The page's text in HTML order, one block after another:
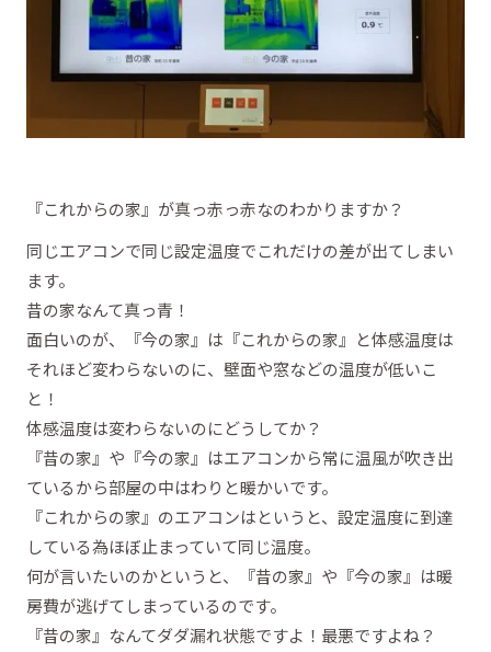
『これからの家』が真っ赤っ赤なのわかりますか？
同じエアコンで同じ設定温度でこれだけの差が出てしまい
ます。
昔の家なんて真っ青！
面白いのが、『今の家』は『これからの家』と体感温度は
それほど変わらないのに、壁面や窓などの温度が低いこ
と！
体感温度は変わらないのにどうしてか？
『昔の家』や『今の家』はエアコンから常に温風が吹き出
ているから部屋の中はわりと暖かいです。
『これからの家』のエアコンはというと、設定温度に到達
している為ほぼ止まっていて同じ温度。
何が言いたいのかというと、『昔の家』や『今の家』は暖
房費が逃げてしまっているのです。
『昔の家』なんてダダ漏れ状態ですよ！最悪ですよね？